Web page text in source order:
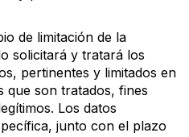
de limitación de la
solicitará y tratará los
pertinentes y limitados en
que son tratados, fines
Los datos
junto con el plazo